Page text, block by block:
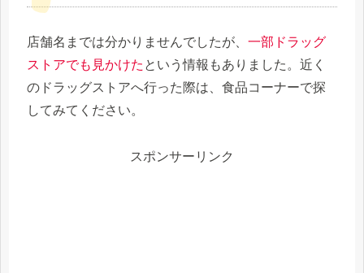
店舗名までは分かりませんでしたが、 一部ドラッグ
ストアでも見かけた という情報もありました。近く
のドラッグストアへ行った際は、食品コーナーで探
してみてください。
スポンサーリンク